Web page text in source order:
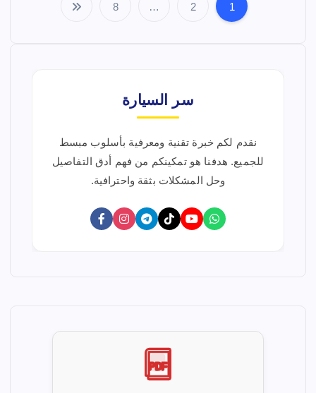
g
i
n
a
t
n
d
1
2
…
8
سر السيارة
نقدم لكم خبرة تقنية ومعرفية بأسلوب مبسط
للجميع. هدفنا هو تمكينكم من فهم أدق التفاصيل
وحل المشكلات بثقة واحترافية.
PDF